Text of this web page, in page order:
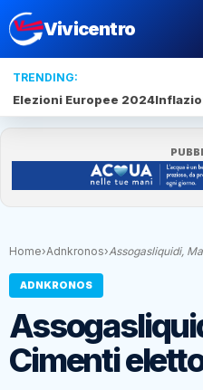
Vivicentro
TRENDING:
Elezioni Europee 2024
Home›Adnkronos›Assogasliquidi,
ADNKRONOS
Cimenti